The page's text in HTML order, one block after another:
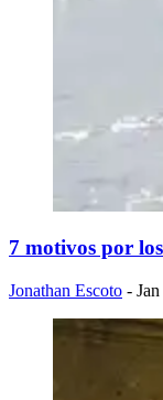
7 motivos por
Jonathan Escoto -